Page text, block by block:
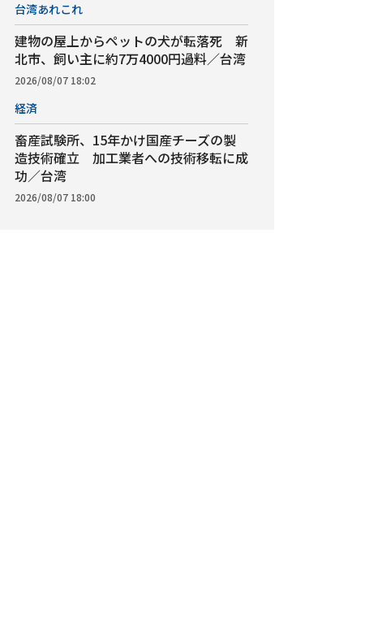
台湾あれこれ
建物の屋上からペットの犬が転落死 新
北市、飼い主に約7万4000円過料／台湾
2026/08/07 18:02
経済
畜産試験所、15年かけ国産チーズの製
造技術確立 加工業者への技術移転に成
功／台湾
2026/08/07 18:00